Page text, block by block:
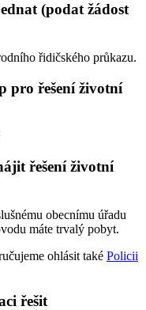
(podat žádost
řidičského průkazu.
pro řešení životní
řešení životní
obecnímu úřadu
máte trvalý pobyt.
ohlásit také Policii
řešit